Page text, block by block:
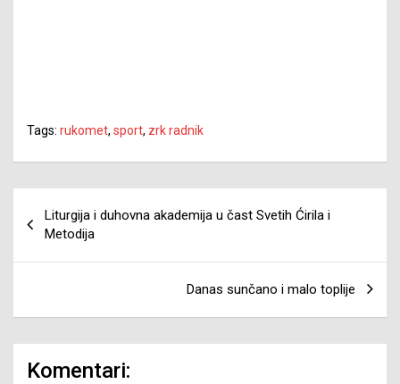
Tags: rukomet, sport, zrk radnik
članaka
Liturgija i duhovna akademija u čast Svetih Ćirila i
Metodija
Danas sunčano i malo toplije
Komentari: